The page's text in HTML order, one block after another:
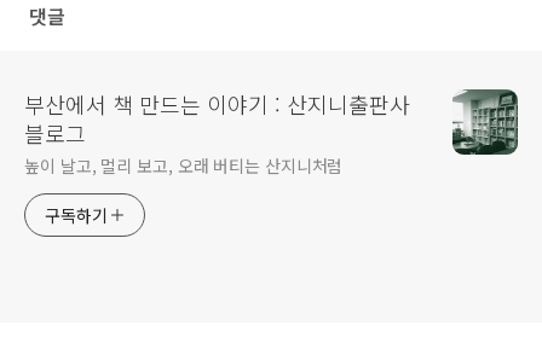
댓글
부산에서 책 만드는 이야기 : 산지니출판사
블로그
높이 날고, 멀리 보고, 오래 버티는 산지니처럼
구독하기